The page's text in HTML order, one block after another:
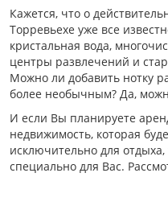
Кажется, что о
Торревьехе уже все
кристальная вода,
центры развлечений и
Можно ли добавить нотку
более необычным? Да,
И если Вы планируете
недвижимость, которая
исключительно для отдыха,
специально для Вас.